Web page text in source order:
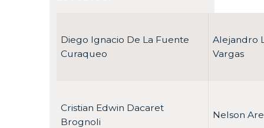
Diego Ignacio De La Fuente
Curaqueo
Alejandro
Vargas
Cristian Edwin Dacaret
Brognoli
Nelson